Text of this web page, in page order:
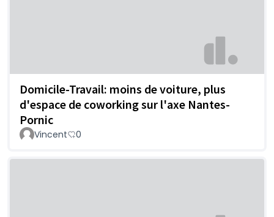
Domicile-Travail: moins de voiture, plus
d'espace de coworking sur l'axe Nantes-
Pornic
Vincent 0